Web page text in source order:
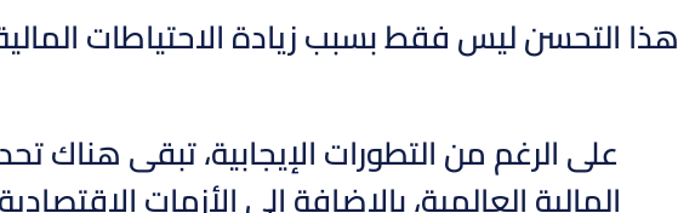
هذا التحسن ليس فقط بسبب زيادة الاحتياطات
على الرغم من التطورات الإيجابية، تبقى هناك